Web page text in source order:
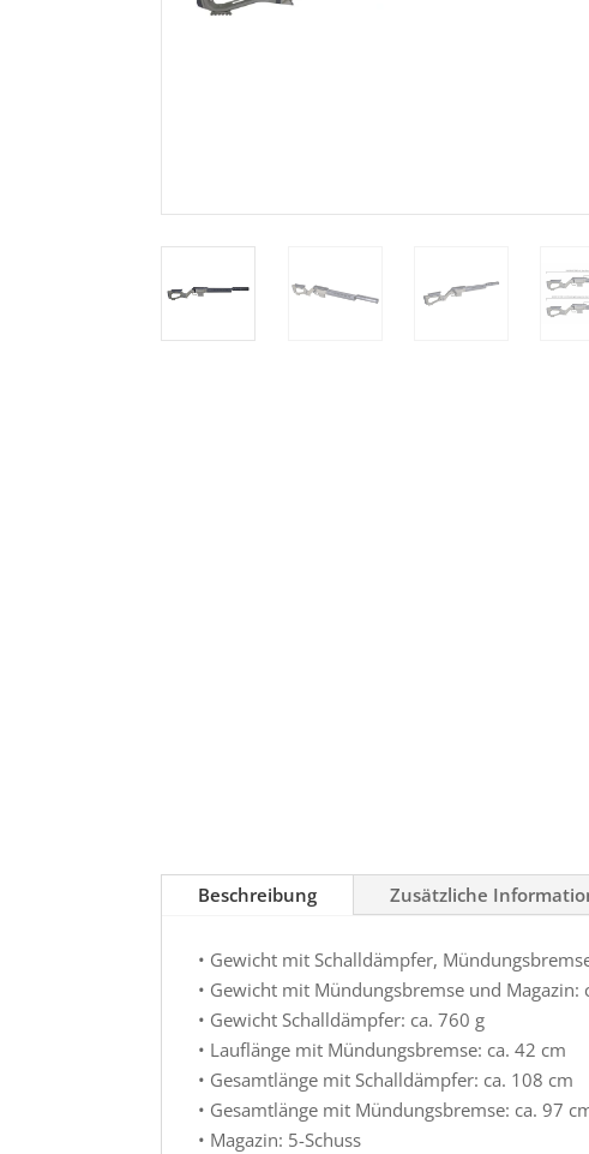
Beschreibung Zusätzliche
• Gewicht mit Schalldämpfer,
• Gewicht mit Mündungsbremse und Magazin:
• Gewicht Schalldämpfer: ca. 760 g
• Lauflänge mit Mündungsbremse: ca. 42 cm
• Gesamtlänge mit Schalldämpfer: ca. 108 cm
• Gesamtlänge mit Mündungsbremse: ca. 97
• Magazin: 5-Schuss